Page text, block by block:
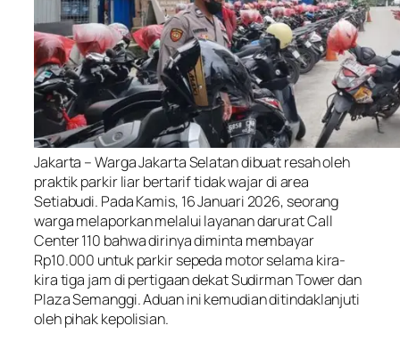
Jakarta – Warga Jakarta Selatan dibuat resah oleh
praktik parkir liar bertarif tidak wajar di area
Setiabudi. Pada Kamis, 16 Januari 2026, seorang
warga melaporkan melalui layanan darurat Call
Center 110 bahwa dirinya diminta membayar
Rp10.000 untuk parkir sepeda motor selama kira-
kira tiga jam di pertigaan dekat Sudirman Tower dan
Plaza Semanggi. Aduan ini kemudian ditindaklanjuti
oleh pihak kepolisian.